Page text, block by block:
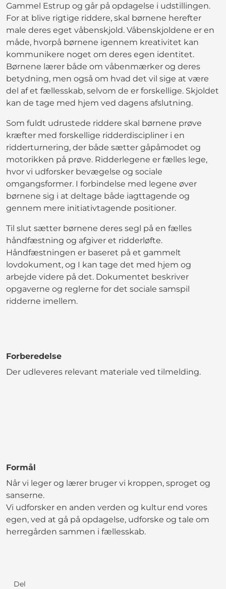
Gammel Estrup og går på opdagelse i udstillingen.
For at blive rigtige riddere, skal børnene herefter
male deres eget våbenskjold. Våbenskjoldene er en
måde, hvorpå børnene igennem kreativitet kan
kommunikere noget om deres egen identitet.
Børnene lærer både om våbenmærker og deres
betydning, men også om hvad det vil sige at være
del af et fællesskab, selvom de er forskellige. Skjoldet
kan de tage med hjem ved dagens afslutning.
Som fuldt udrustede riddere skal børnene prøve
kræfter med forskellige ridderdiscipliner i en
ridderturnering, der både sætter gåpåmodet og
motorikken på prøve. Ridderlegene er fælles lege,
hvor vi udforsker bevægelse og sociale
omgangsformer. I forbindelse med legene øver
børnene sig i at deltage både iagttagende og
gennem mere initiativtagende positioner.
Til slut sætter børnene deres segl på en fælles
håndfæstning og afgiver et ridderløfte.
Håndfæstningen er baseret på et gammelt
lovdokument, og I kan tage det med hjem og
arbejde videre på det. Dokumentet beskriver
opgaverne og reglerne for det sociale samspil
ridderne imellem.
Forberedelse
Der udleveres relevant materiale ved tilmelding.
Formål
Når vi leger og lærer bruger vi kroppen, sproget og
sanserne.
Vi udforsker en anden verden og kultur end vores
egen, ved at gå på opdagelse, udforske og tale om
herregården sammen i fællesskab.
Del